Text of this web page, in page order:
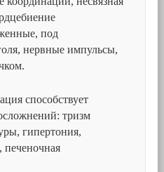
под
нервные импульсы,
способствует
тризм
гипертония,
печеночная